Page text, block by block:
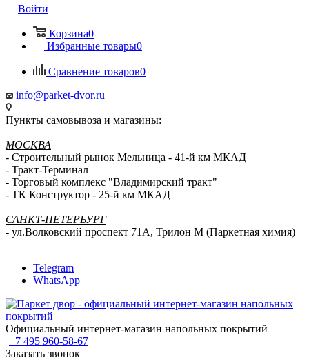
Войти
Корзина0
Избранные товары0
Сравнение товаров0
info@parket-dvor.ru
Пункты самовывоза и магазины:
МОСКВА
- Строительный рынок Мельница - 41-й км МКАД
- Тракт-Терминал
- Торговый комплекс "Владимирский тракт"
- ТК Конструктор - 25-й км МКАД
САНКТ-ПЕТЕРБУРГ
- ул.Волковский проспект 71А, Трилон М (Паркетная химия)
Telegram
WhatsApp
Официальный интернет-магазин напольных покрытий
+7 495 960-58-67
Заказать звонок